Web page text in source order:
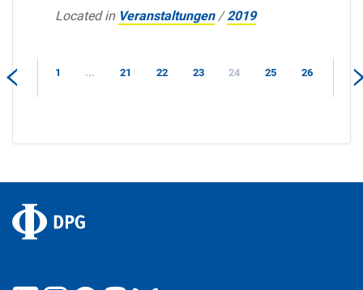
Located in Veranstaltungen /2019
1 ... 21 22 23 24 25 26